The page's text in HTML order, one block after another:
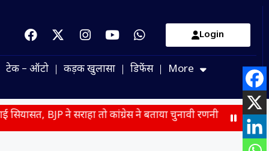
Login
टेक – ऑटो कड़क खुलासा डिफेंस More
तो कांग्रेस ने बताया चुनावी रणनीति मोजतबा खामेनेई से